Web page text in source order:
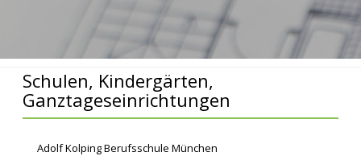
Schulen, Kindergärten,
Ganztageseinrichtungen
Adolf Kolping Berufsschule München